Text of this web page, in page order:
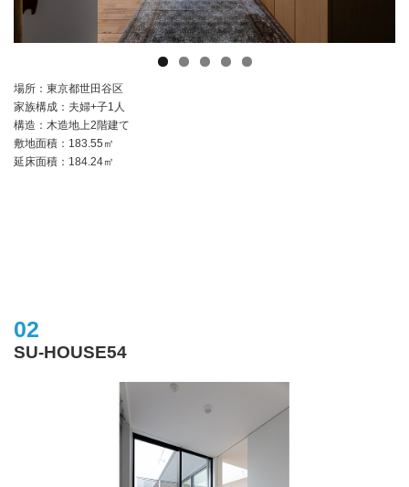
場所：東京都世田谷区
家族構成：夫婦+子1人
構造：木造地上2階建て
敷地面積：183.55㎡
延床面積：184.24㎡
02
SU-HOUSE54